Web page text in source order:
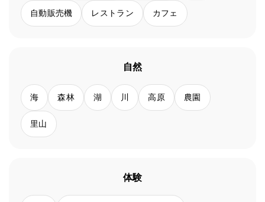
自動販売機 レストラン カフェ
自然
海 森林 湖 川 高原 農園
里山
体験